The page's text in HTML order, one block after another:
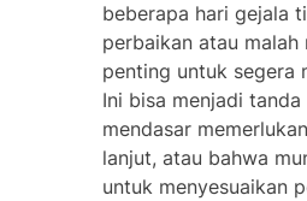
beberapa hari gejala
perbaikan atau malah
penting untuk segera
Ini bisa menjadi
mendasar
lanjut, atau bahwa
untuk menyesuaikan